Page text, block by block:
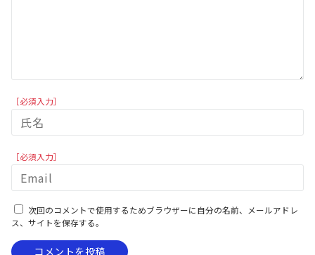
［必須入力］
［必須入力］
次回のコメントで使用するためブラウザーに自分の名前、メールアドレ
ス、サイトを保存する。